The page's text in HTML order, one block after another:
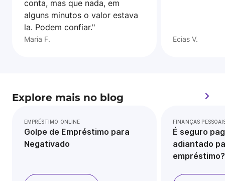
conta, mas que nada, em
alguns minutos o valor estava
la. Podem confiar."
Maria F. Ecias V.
Explore mais no blog
EMPRÉSTIMO ONLINE
Golpe de Empréstimo para
Negativado
FINANÇAS
É seguro
adiantado
empréstimo?